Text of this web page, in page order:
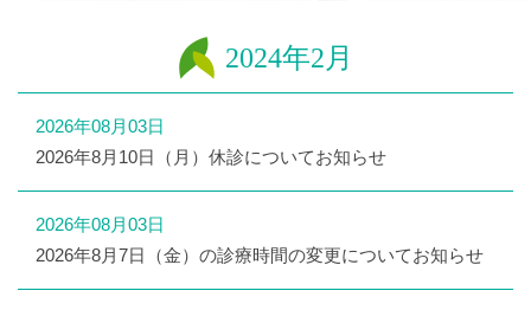
2024年2月
2026年08月03日
2026年8月10日（月）休診についてお知らせ
2026年08月03日
2026年8月7日（金）の診療時間の変更についてお知らせ